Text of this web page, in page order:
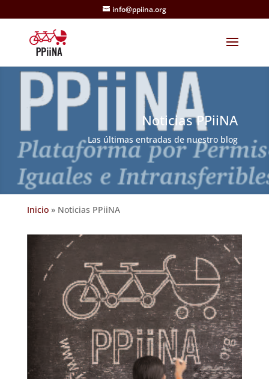
info@ppiina.org
Noticias PPiiNA
Las últimas entradas de nuestro blog
Inicio» Noticias PPiiNA